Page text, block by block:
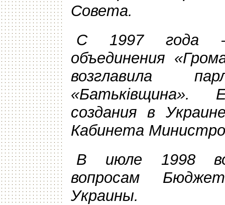
Совета.
С 1997 года –
объединения
возглавила
«Батькiвщина».
создания в
Кабинета
В июле 1998
вопросам
Украины.